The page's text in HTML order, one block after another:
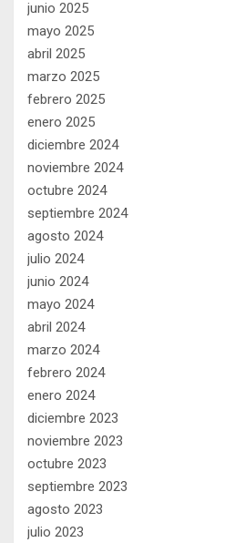
junio 2025
mayo 2025
abril 2025
marzo 2025
febrero 2025
enero 2025
diciembre 2024
noviembre 2024
octubre 2024
septiembre 2024
agosto 2024
julio 2024
junio 2024
mayo 2024
abril 2024
marzo 2024
febrero 2024
enero 2024
diciembre 2023
noviembre 2023
octubre 2023
septiembre 2023
agosto 2023
julio 2023